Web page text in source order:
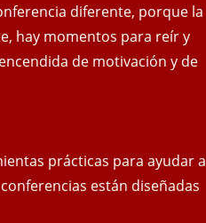
diferente, porque la
hay momentos para reír y
de motivación y de
prácticas para ayudar a
están diseñadas